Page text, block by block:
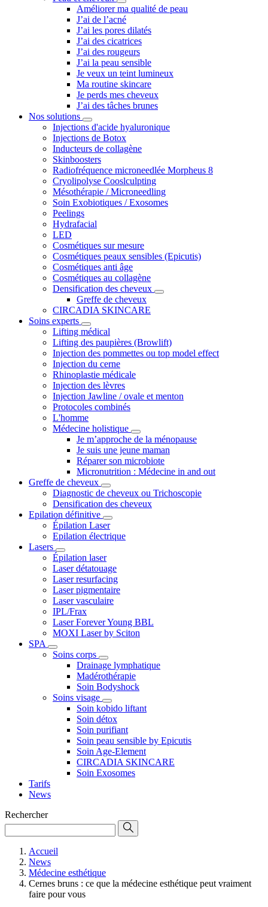
Améliorer ma qualité de peau
J’ai de l’acné
J’ai les pores dilatés
J’ai des cicatrices
J’ai des rougeurs
J’ai la peau sensible
Je veux un teint lumineux
Ma routine skincare
Je perds mes cheveux
J’ai des tâches brunes
Nos solutions
Injections d'acide hyaluronique
Injections de Botox
Inducteurs de collagène
Skinboosters
Radiofréquence microneedlée Morpheus 8
Cryolipolyse Cooslculpting
Mésothérapie / Microneedling
Soin Exobiotiques / Exosomes
Peelings
Hydrafacial
LED
Cosmétiques sur mesure
Cosmétiques peaux sensibles (Epicutis)
Cosmétiques anti âge
Cosmétiques au collagène
Densification des cheveux
Greffe de cheveux
CIRCADIA SKINCARE
Soins experts
Lifting médical
Lifting des paupières (Browlift)
Injection des pommettes ou top model effect
Injection du cerne
Rhinoplastie médicale
Injection des lèvres
Injection Jawline / ovale et menton
Protocoles combinés
L'homme
Médecine holistique
Je m’approche de la ménopause
Je suis une jeune maman
Réparer son microbiote
Micronutrition : Médecine in and out
Greffe de cheveux
Diagnostic de cheveux ou Trichoscopie
Densification des cheveux
Epilation définitive
Épilation Laser
Epilation électrique
Lasers
Épilation laser
Laser détatouage
Laser resurfacing
Laser pigmentaire
Laser vasculaire
IPL/Frax
Laser Forever Young BBL
MOXI Laser by Sciton
SPA
Soins corps
Drainage lymphatique
Madérothérapie
Soin Bodyshock
Soins visage
Soin kobido liftant
Soin détox
Soin purifiant
Soin peau sensible by Epicutis
Soin Age-Element
CIRCADIA SKINCARE
Soin Exosomes
Tarifs
News
Rechercher
Accueil
News
Médecine esthétique
Cernes bruns : ce que la médecine esthétique peut vraiment
faire pour vous